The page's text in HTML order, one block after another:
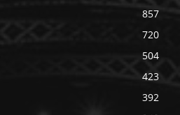
857
720
504
423
392